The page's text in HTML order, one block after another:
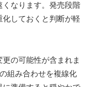
なります。発売段階
しておくと判断が軽
更の可能性が含まれま
組み合わせを複線化